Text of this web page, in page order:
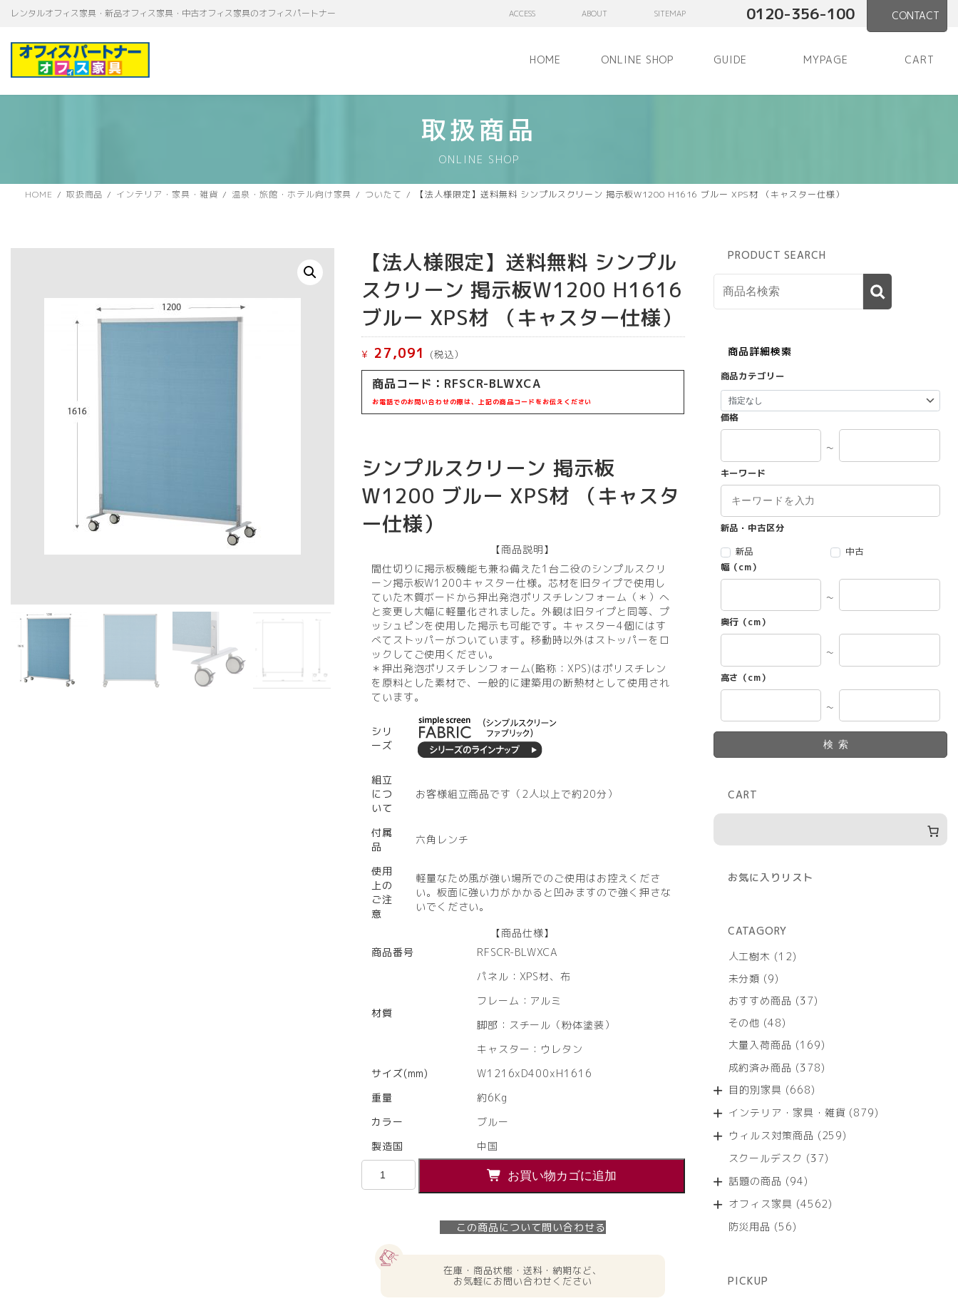
テ
ゲ
レンタルオフィス家具・新品オフィス家具・中古オフィス家具のオフィスパートナー ACCESS ABOUT SITEMAP 0120-356-100 CONTACT
HOME ONLINE SHOP GUIDE MYPAGE CART
取扱商品
ONLINE SHOP
HOME 取扱商品 インテリア・家具・雑貨 温泉・旅館・ホテル向け家具 ついたて 【法人様限定】送料無料 シンプルスクリーン 掲示板W1200 H1616 ブルー XPS材 （キャスター仕様）
【法人様限定】送料無料 シンプル
スクリーン 掲示板W1200 H1616
ブルー XPS材 （キャスター仕様）
¥ 27,091 (税込）
商品コード： RFSCR-BLWXCA
お電話でのお問い合わせの際は、上記の商品コードをお伝えください
シンプルスクリーン 掲示板
W1200 ブルー XPS材 （キャスタ
ー仕様）
【商品説明】
間仕切りに掲示板機能も兼ね備えた1台二役のシンプルスクリ
ーン掲示板W1200キャスター仕様。芯材を旧タイプで使用し
ていた木質ボードから押出発泡ポリスチレンフォーム（＊）へ
と変更し大幅に軽量化されました。外観は旧タイプと同等、プ
ッシュピンを使用した掲示も可能です。キャスター4個にはす
べてストッパーがついています。移動時以外はストッパーをロ
ックしてご使用ください。
＊押出発泡ポリスチレンフォーム(略称：XPS)はポリスチレン
を原料とした素材で、一般的に建築用の断熱材として使用され
ています。
シリ
ーズ
組立
につ
いて
お客様組立商品です（2人以上で約20分）
付属
品
六角レンチ
使用
上の
ご注
意
軽量なため風が強い場所でのご使用はお控えくださ
い。板面に強い力がかかると凹みますので強く押さな
いでください。
【商品仕様】
商品番号
RFSCR-BLWXCA
材質
パネル：XPS材、布
フレーム：アルミ
脚部：スチール（粉体塗装）
キャスター：ウレタン
サイズ(mm)
W1216xD400xH1616
重量
約6Kg
カラー
ブルー
製造国
中国
【法
お買い物カゴに追加
この商品について問い合わせる
在庫・商品状態・送料・納期など、
お気軽にお問い合わせください
PRODUCT SEARCH
商品詳細検索
商品カテゴリー
価格
～
キーワード
新品・中古区分
新品
中古
幅（cm）
～
奥行（cm）
～
高さ（cm）
～
検索
CART
お気に入りリスト
CATAGORY
人工樹木
1212
商
未分類 99
の
商
おすすめ商品 3737
商
その他 4848
の
商
大量入荷商品 169169
の
成約済み商品 378378
商
目的別家具 668668
の
商
インテリア・家具・雑貨 879879
ウィルス対策商品 259259
スクールデスク 3737
商
話題の商品 9494
の
オフィス家具 45624562
防災用品 5656
PICKUP